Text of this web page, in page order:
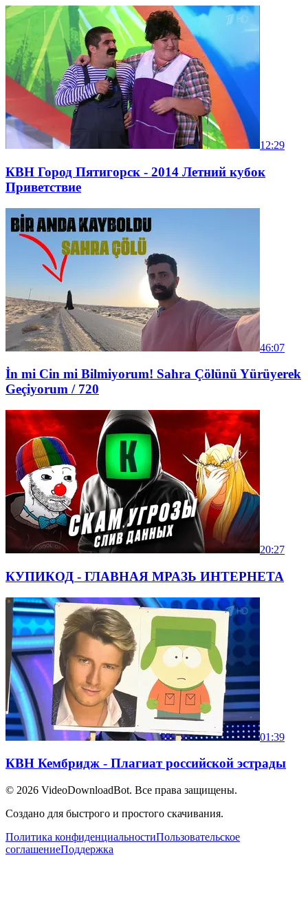
12:29
КВН Город Пятигорск - 2014 Летний кубок
Приветствие
46:07
İn mi Cin mi Bilmiyorum! Sahra Çölünü Yürüyerek
Geçiyorum / 720
20:27
КУПИКОД - ГЛАВНАЯ МРАЗЬ ИНТЕРНЕТА
01:39
КВН Кембридж - Плагиат российской эстрады
© 2026 VideoDownloadBot. Все права защищены.
Создано для быстрого и простого скачивания.
Политика конфиденциальностиПользовательское
соглашениеПоддержка